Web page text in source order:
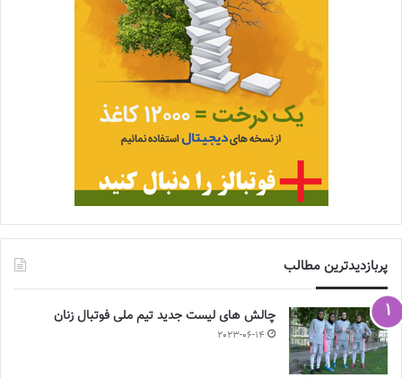
پربازدیدترین مطالب
چالش هاى ليست جدید تيم ملى فوتبال زنان
2023-06-14